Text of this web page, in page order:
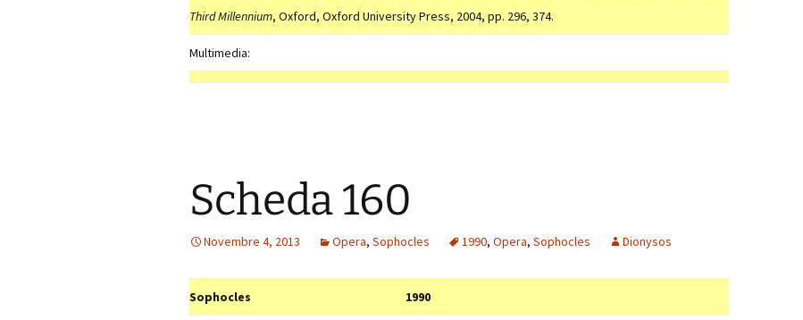
Third Millennium, Oxford, Oxford University Press, 2004, pp. 296, 374.
Multimedia:
Scheda 160
Novembre 4, 2013 Opera, Sophocles 1990, Opera, Sophocles Dionysos
Sophocles 1990